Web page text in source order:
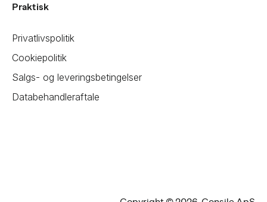
Praktisk
Privatlivspolitik
Cookiepolitik
Salgs- og leveringsbetingelser
Databehandleraftale